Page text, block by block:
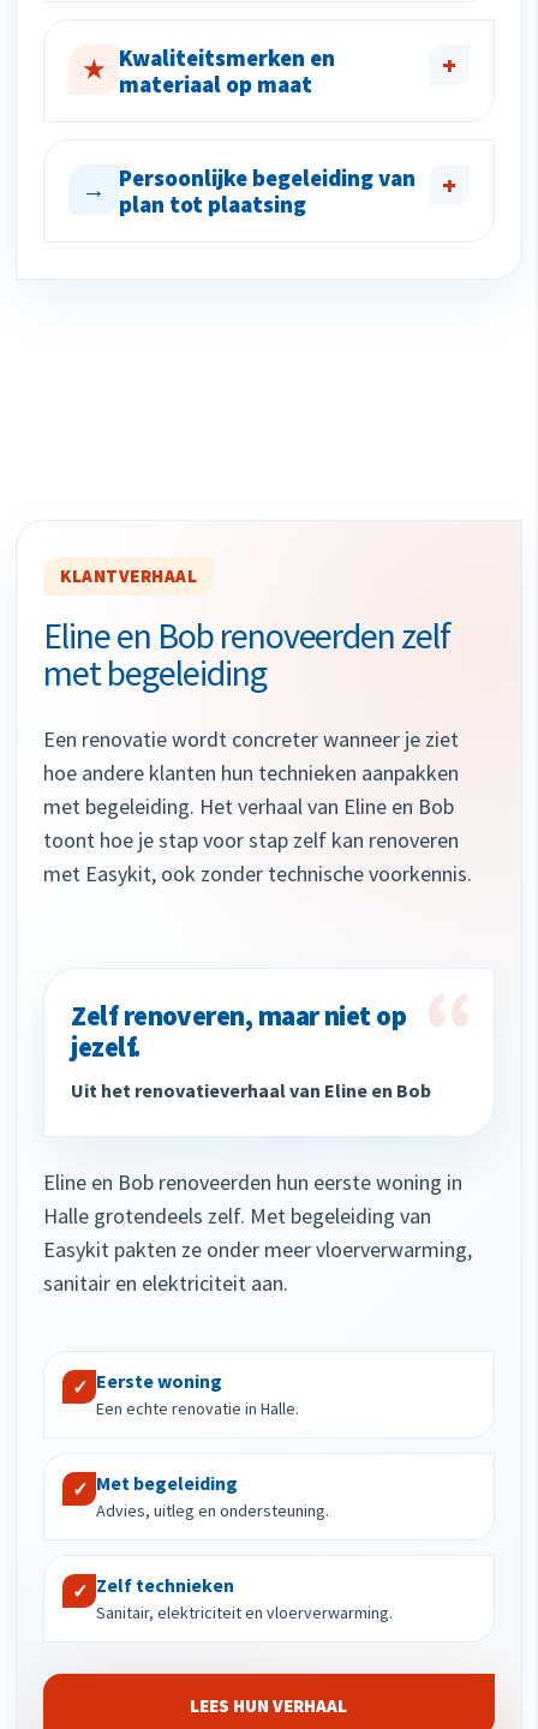
★ Kwaliteitsmerken en
materiaal op maat
+
→
Persoonlijke begeleiding van
plan tot plaatsing
+
KLANTVERHAAL
Eline en Bob renoveerden zelf
met begeleiding
Een renovatie wordt concreter wanneer je ziet
hoe andere klanten hun technieken aanpakken
met begeleiding. Het verhaal van Eline en Bob
toont hoe je stap voor stap zelf kan renoveren
met Easykit, ook zonder technische voorkennis.
“
Zelf renoveren, maar niet op
jezelf.
Uit het renovatieverhaal van Eline en Bob
Eline en Bob renoveerden hun eerste woning in
Halle grotendeels zelf. Met begeleiding van
Easykit pakten ze onder meer vloerverwarming,
sanitair en elektriciteit aan.
✓ Eerste woning
Een echte renovatie in Halle.
✓ Met begeleiding
Advies, uitleg en ondersteuning.
✓ Zelf technieken
Sanitair, elektriciteit en vloerverwarming.
LEES HUN VERHAAL